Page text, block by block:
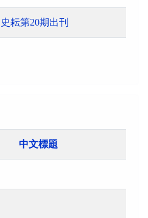
史耘第20期出刊
中文標題